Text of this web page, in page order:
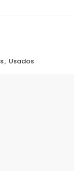
, Usados